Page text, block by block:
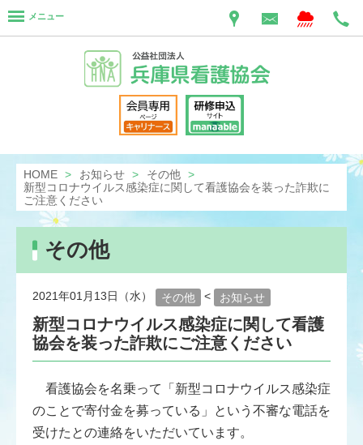
メニュー
HOME お知らせ
その他
新型コロナウイルス感染症に関して看護協会を装った詐欺に
ご注意ください
その他
2021年01月13日（水） その他 < お知らせ
新型コロナウイルス感染症に関して看護
協会を装った詐欺にご注意ください
看護協会を名乗って「新型コロナウイルス感染症
のことで寄付金を募っている」という不審な電話を
受けたとの連絡をいただいています。